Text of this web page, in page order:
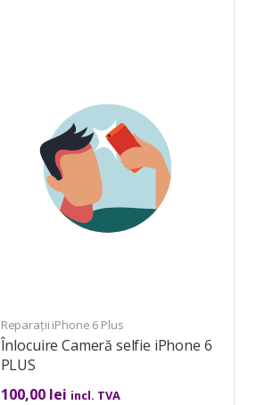
Reparații iPhone 6 Plus
Înlocuire Cameră selfie iPhone 6
PLUS
100,00 lei incl. TVA